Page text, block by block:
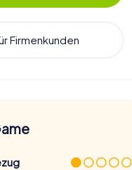
Firmenkunden